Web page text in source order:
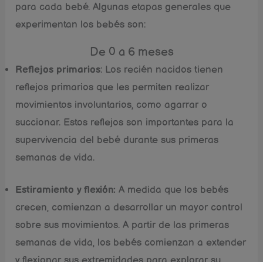
para cada bebé. Algunas etapas generales que
experimentan los bebés son:
De 0 a 6 meses
Reflejos primarios: Los recién nacidos tienen
reflejos primarios que les permiten realizar
movimientos involuntarios, como agarrar o
succionar. Estos reflejos son importantes para la
supervivencia del bebé durante sus primeras
semanas de vida.
Estiramiento y flexión: A medida que los bebés
crecen, comienzan a desarrollar un mayor control
sobre sus movimientos. A partir de las primeras
semanas de vida, los bebés comienzan a extender